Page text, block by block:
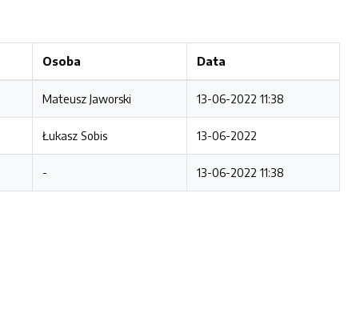
Osoba Data
Mateusz Jaworski 13-06-2022 11:38
Łukasz Sobis 13-06-2022
- 13-06-2022 11:38